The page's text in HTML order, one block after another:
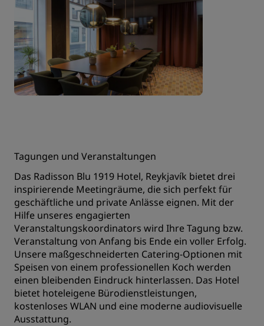
Tagungen und Veranstaltungen
Das Radisson Blu 1919 Hotel, Reykjavík bietet drei
inspirierende Meetingräume, die sich perfekt für
geschäftliche und private Anlässe eignen. Mit der
Hilfe unseres engagierten
Veranstaltungskoordinators wird Ihre Tagung bzw.
Veranstaltung von Anfang bis Ende ein voller Erfolg.
Unsere maßgeschneiderten Catering-Optionen mit
Speisen von einem professionellen Koch werden
einen bleibenden Eindruck hinterlassen. Das Hotel
bietet hoteleigene Bürodienstleistungen,
kostenloses WLAN und eine moderne audiovisuelle
Ausstattung.